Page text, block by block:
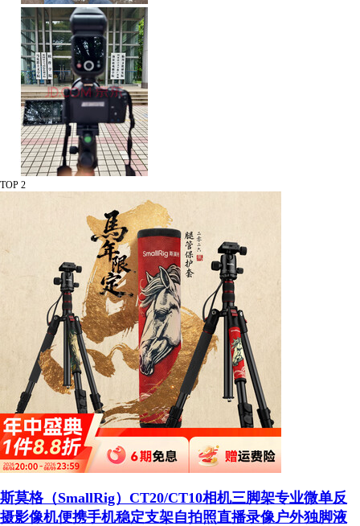
TOP 2
斯莫格（SmallRig）CT20/CT10相机三脚架专业微单反
摄影像机便携手机稳定支架自拍照直播录像户外独脚液